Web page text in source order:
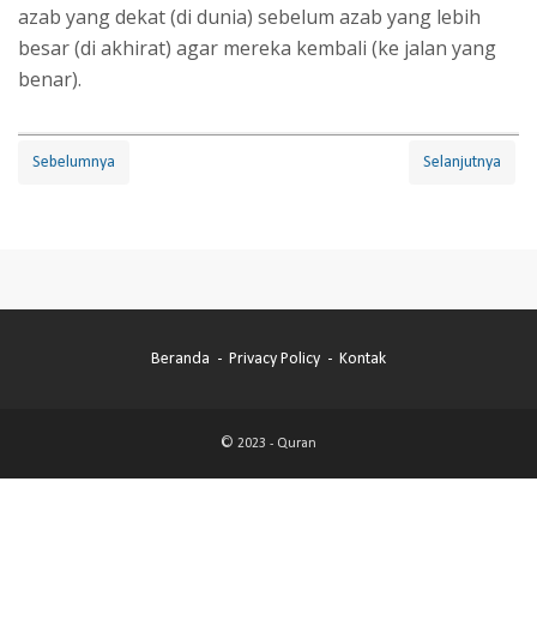
azab yang dekat (di dunia) sebelum azab yang lebih
besar (di akhirat) agar mereka kembali (ke jalan yang
benar).
Sebelumnya Selanjutnya
Beranda Privacy Policy Kontak
© 2023 - Quran